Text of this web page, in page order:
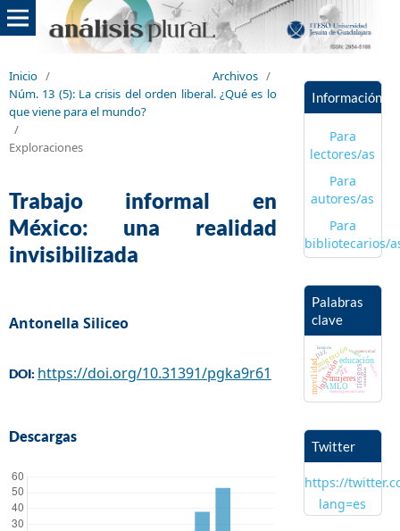
Inicio / Archivos /
Núm. 13 (5): ​​La crisis del orden liberal. ¿Qué es lo
que viene para el mundo?
/
Exploraciones
Trabajo informal en
México: una realidad
invisibilizada
Antonella Siliceo
DOI: https://doi.org/10.31391/pgka9r61
Descargas
Información
Para
lectores/as
Para
autores/as
Para
bibliotecarios/
Palabras
clave
educación
inclusión
movilidad mujeres
migración
riesgos
AMLO
4T
paz
conciencia
semefo
trabajo
sistema pensionario
maternidad
lactancia
cultura México
Twitter
https://
lang=es